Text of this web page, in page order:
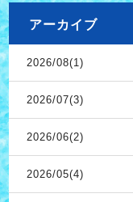
アーカイブ
2026/08(1)
2026/07(3)
2026/06(2)
2026/05(4)